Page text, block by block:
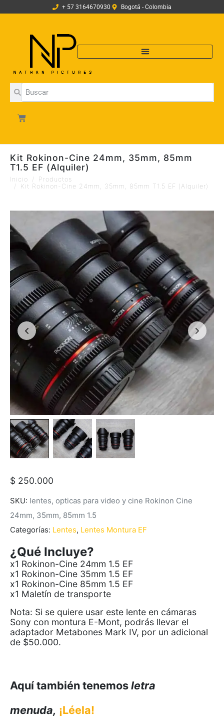
+ 57 3164670930 Bogotá - Colombia
Kit Rokinon-Cine 24mm, 35mm, 85mm
T1.5 EF (Alquiler)
Inicio
Productos
Kit Rokinon-Cine 24mm, 35mm, 85mm T1.5 EF (Alquiler)
$ 250.000
SKU: lentes, opticas para video y cine Rokinon Cine
24mm, 35mm, 85mm 1.5
Categorías: Lentes, Lentes Montura EF
¿Qué Incluye?
x1 Rokinon-Cine 24mm 1.5 EF
x1 Rokinon-Cine 35mm 1.5 EF
x1 Rokinon-Cine 85mm 1.5 EF
x1 Maletín de transporte
Nota: Si se quiere usar este lente en cámaras
Sony con montura E-Mont, podrás llevar el
adaptador Metabones Mark IV, por un adicional
de $50.000.
Aquí también tenemosletra
menuda, ¡Léela!